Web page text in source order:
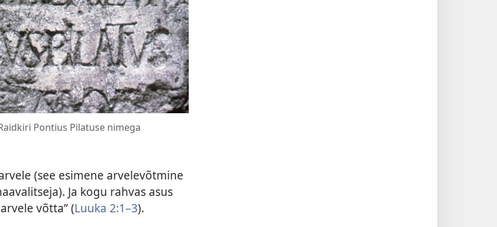
Pontius Pilatuse nimega
(see esimene arvelevõtmine
Ja kogu rahvas asus
võtta” (Luuka 2:1–3).